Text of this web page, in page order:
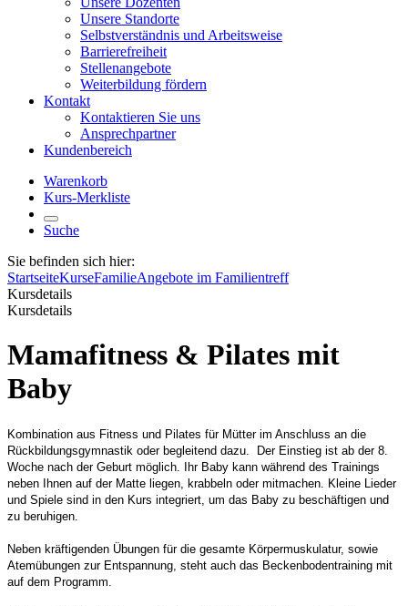
Unsere Standorte
Selbstverständnis und Arbeitsweise
Barrierefreiheit
Stellenangebote
Weiterbildung fördern
Kontakt
Kontaktieren Sie uns
Ansprechpartner
Kundenbereich
Warenkorb
Kurs-Merkliste
Suche
Sie befinden sich hier:
StartseiteKurseFamilieAngebote im Familientreff
Kursdetails
Kursdetails
Mamafitness & Pilates mit
Baby
Kombination aus Fitness und Pilates für Mütter im Anschluss an die
Rückbildungsgymnastik oder begleitend dazu. Der Einstieg ist ab der 8.
Woche nach der Geburt möglich. Ihr Baby kann während des Trainings
neben Ihnen auf der Matte liegen, krabbeln oder mitmachen. Kleine Lieder
und Spiele sind in den Kurs integriert, um das Baby zu beschäftigen und
zu beruhigen.
Neben kräftigenden Übungen für die gesamte Körpermuskulatur, sowie
Atemübungen zur Entspannung, steht auch das Beckenbodentraining mit
auf dem Programm.